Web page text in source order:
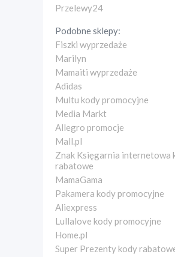
Przelewy24
Podobne sklepy:
Fiszki wyprzedaże
Marilyn
Mamaiti wyprzedaże
Adidas
Multu kody promocyjne
Media Markt
Allegro promocje
Mall.pl
Znak Księgarnia internetowa
rabatowe
MamaGama
Pakamera kody promocyjne
Aliexpress
Lullalove kody promocyjne
Home.pl
Super Prezenty kody